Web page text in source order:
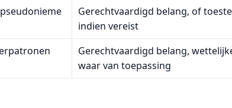
Gerechtvaardigd belang, of
indien vereist
Gerechtvaardigd belang,
waar van toepassing